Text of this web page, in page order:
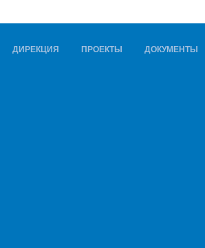
ДИРЕКЦИЯ ПРОЕКТЫ ДОКУМЕНТЫ